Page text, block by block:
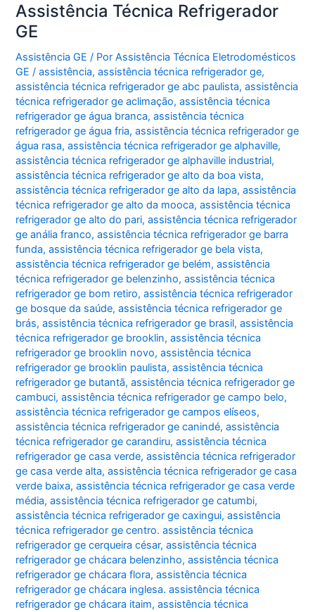
Assistência Técnica Refrigerador
GE
Assistência GE / PorAssistência Técnica Eletrodomésticos
GE/assistência,assistência técnica refrigerador ge,
assistência técnica refrigerador ge abc paulista,assistência
técnica refrigerador ge aclimação,assistência técnica
refrigerador ge água branca,assistência técnica
refrigerador ge água fria,assistência técnica refrigerador ge
água rasa,assistência técnica refrigerador ge alphaville,
assistência técnica refrigerador ge alphaville industrial,
assistência técnica refrigerador ge alto da boa vista,
assistência técnica refrigerador ge alto da lapa,assistência
técnica refrigerador ge alto da mooca,assistência técnica
refrigerador ge alto do pari,assistência técnica refrigerador
ge anália franco,assistência técnica refrigerador ge barra
funda,assistência técnica refrigerador ge bela vista,
assistência técnica refrigerador ge belém,assistência
técnica refrigerador ge belenzinho,assistência técnica
refrigerador ge bom retiro,assistência técnica refrigerador
ge bosque da saúde,assistência técnica refrigerador ge
brás,assistência técnica refrigerador ge brasil,assistência
técnica refrigerador ge brooklin,assistência técnica
refrigerador ge brooklin novo,assistência técnica
refrigerador ge brooklin paulista,assistência técnica
refrigerador ge butantã,assistência técnica refrigerador ge
cambuci,assistência técnica refrigerador ge campo belo,
assistência técnica refrigerador ge campos elíseos,
assistência técnica refrigerador ge canindé,assistência
técnica refrigerador ge carandiru,assistência técnica
refrigerador ge casa verde,assistência técnica refrigerador
ge casa verde alta,assistência técnica refrigerador ge casa
verde baixa,assistência técnica refrigerador ge casa verde
média,assistência técnica refrigerador ge catumbi,
assistência técnica refrigerador ge caxingui,assistência
técnica refrigerador ge centro. assistência técnica
refrigerador ge cerqueira césar,assistência técnica
refrigerador ge chácara belenzinho,assistência técnica
refrigerador ge chácara flora,assistência técnica
refrigerador ge chácara inglesa. assistência técnica
refrigerador ge chácara itaim,assistência técnica